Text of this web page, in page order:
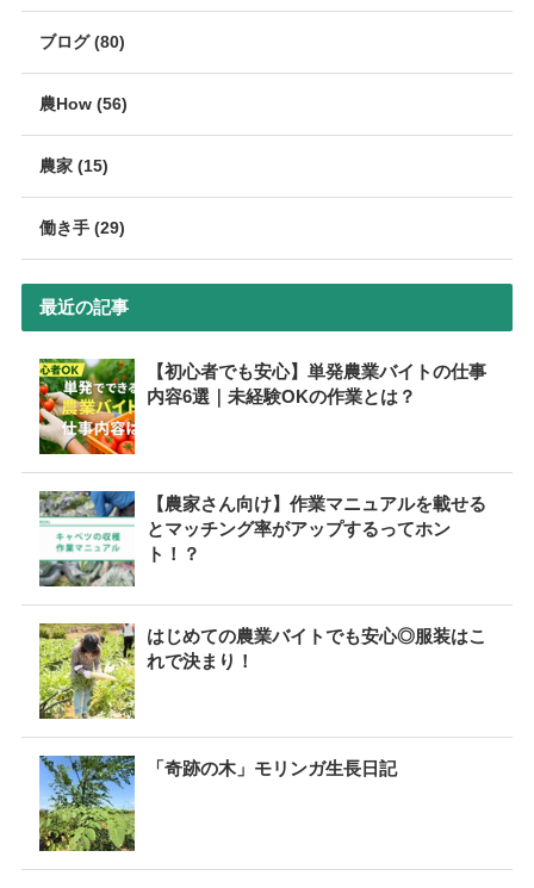
ブログ (80)
農How (56)
農家 (15)
働き手 (29)
最近の記事
【初心者でも安心】単発農業バイトの仕事
内容6選｜未経験OKの作業とは？
【農家さん向け】作業マニュアルを載せる
とマッチング率がアップするってホン
ト！？
はじめての農業バイトでも安心◎服装はこ
れで決まり！
「奇跡の木」モリンガ生長日記